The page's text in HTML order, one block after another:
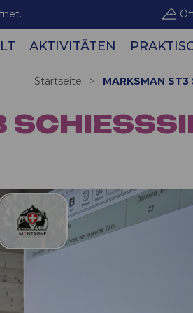
AKTIVITÄTEN
Startseite > MARKSMAN